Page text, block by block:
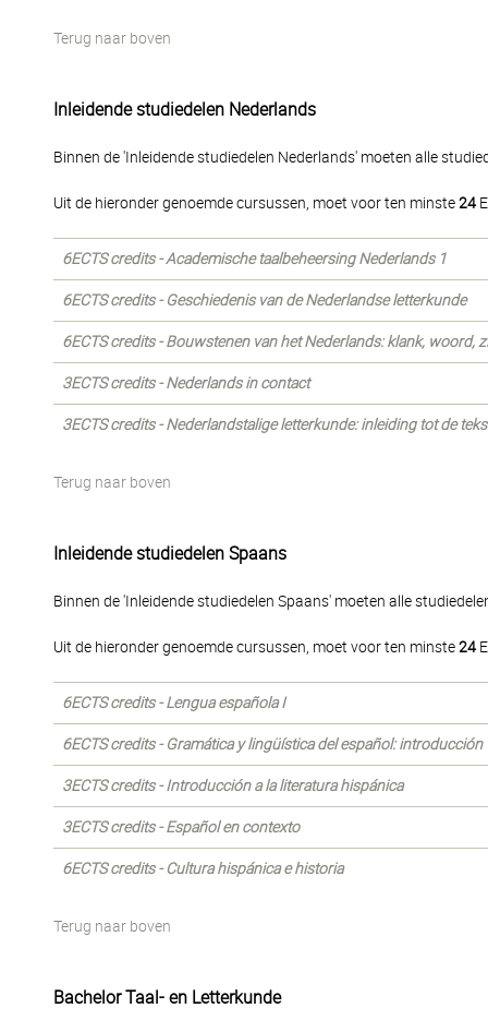
Terug naar boven
Inleidende studiedelen Nederlands
Binnen de 'Inleidende studiedelen Nederlands' moeten alle
Uit de hieronder genoemde cursussen, moet voor ten minste24
6ECTS credits - Academische taalbeheersing Nederlands 1
6ECTS credits - Geschiedenis van de Nederlandse letterkunde
6ECTS credits - Bouwstenen van het Nederlands: klank, woord,
3ECTS credits - Nederlands in contact
3ECTS credits - Nederlandstalige letterkunde: inleiding tot de
Terug naar boven
Inleidende studiedelen Spaans
Binnen de 'Inleidende studiedelen Spaans' moeten alle
Uit de hieronder genoemde cursussen, moet voor ten minste24
6ECTS credits - Lengua española I
6ECTS credits - Gramática y lingüística del español: introducción
3ECTS credits - Introducción a la literatura hispánica
3ECTS credits - Español en contexto
6ECTS credits - Cultura hispánica e historia
Terug naar boven
Bachelor Taal- en Letterkunde